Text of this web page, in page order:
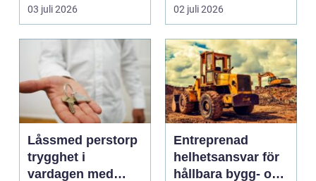
03 juli 2026 02 juli 2026
Låssmed perstorp
trygghet i
vardagen med
Entreprenad
helhetsansvar för
hållbara bygg- och